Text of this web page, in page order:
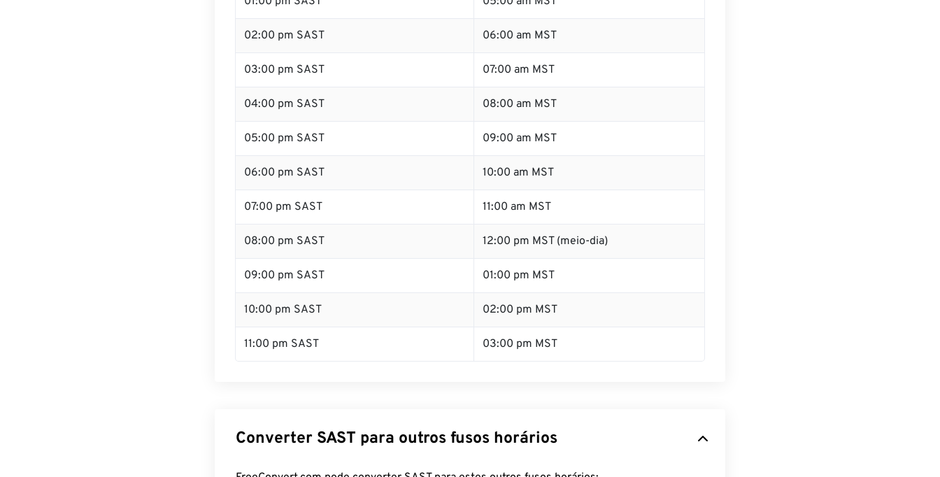
02:00 pm SAST 06:00 am MST
03:00 pm SAST 07:00 am MST
04:00 pm SAST 08:00 am MST
05:00 pm SAST 09:00 am MST
06:00 pm SAST 10:00 am MST
07:00 pm SAST 11:00 am MST
08:00 pm SAST 12:00 pm MST (meio-dia)
09:00 pm SAST 01:00 pm MST
10:00 pm SAST 02:00 pm MST
11:00 pm SAST 03:00 pm MST
Converter SAST para outros fusos horários